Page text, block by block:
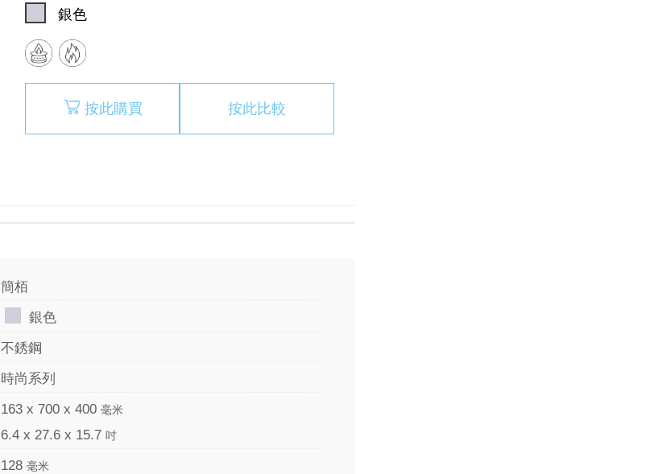
銀色
按此購買 按此比較
簡栢
銀色
不銹鋼
時尚系列
163 x 700 x 400 毫米
6.4 x 27.6 x 15.7 吋
128 毫米